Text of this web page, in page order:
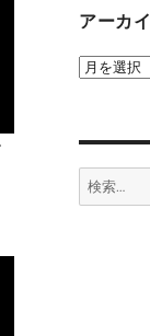
アーカ
ア
検
索: